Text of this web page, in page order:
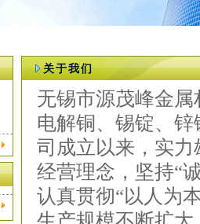
关于我们
无锡市源茂峰金
电解铜、锡锭、
司成立以来，实力
经营理念，坚持“
认真贯彻“以人为